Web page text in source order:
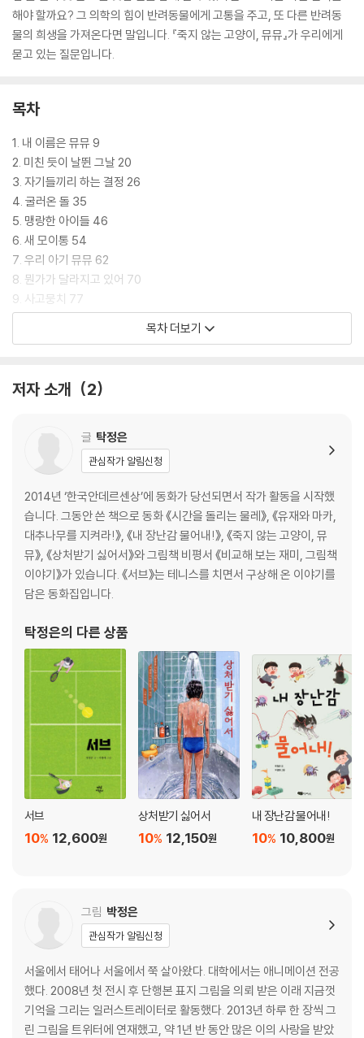
해야 할까요? 그 의학의 힘이 반려동물에게 고통을 주고, 또 다른 반려동
물의 희생을 가져온다면 말입니다. 『죽지 않는 고양이, 뮤뮤』가 우리에게
묻고 있는 질문입니다.
목차
1. 내 이름은 뮤뮤 9
2. 미친 듯이 날뛴 그날 20
3. 자기들끼리 하는 결정 26
4. 굴러온 돌 35
5. 맹랑한 아이들 46
6. 새 모이통 54
7. 우리 아기 뮤뮤 62
8. 뭔가가 달라지고 있어 70
9. 사고뭉치 77
10. 오는 것도 가는 것도 사람 맘대로 84
목차 더보기
저자 소개 2
글 탁정은
관심작가 알림신청
2014년 ‘한국안데르센상’에 동화가 당선되면서 작가 활동을 시작했
습니다. 그동안 쓴 책으로 동화 《시간을 돌리는 물레》, 《유재와 마카,
대추나무를 지켜라!》, 《내 장난감 물어내!》, 《죽지 않는 고양이, 뮤
뮤》, 《상처받기 싫어서》와 그림책 비평서 《비교해 보는 재미, 그림책
이야기》가 있습니다. 《서브》는 테니스를 치면서 구상해 온 이야기를
담은 동화집입니다.
탁정은의 다른 상품
서브
12,600원
10%
상처받기 싫어서
12,150원
10%
내 장난감 물어내!
10,800원
10%
그림 박정은
관심작가 알림신청
서울에서 태어나 서울에서 쭉 살아왔다. 대학에서는 애니메이션 전공
했다. 2008년 첫 전시 후 단행본 표지 그림을 의뢰 받은 이래 지금껏
기억을 그리는 일러스트레이터로 활동했다. 2013년 하루 한 장씩 그
린 그림을 트위터에 연재했고, 약 1년 반 동안 많은 이의 사랑을 받았